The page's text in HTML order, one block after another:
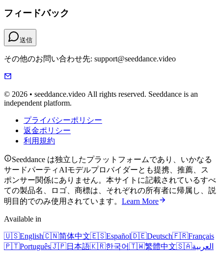
フィードバック
送信
その他のお問い合わせ先: support@seeddance.video
© 2026 • seeddance.video All rights reserved. Seeddance is an
independent platform.
プライバシーポリシー
返金ポリシー
利用規約
Seeddance は独立したプラットフォームであり、いかなる
サードパーティAIモデルプロバイダーとも提携、推薦、ス
ポンサー関係にありません。本サイトに記載されているすべ
ての製品名、ロゴ、商標は、それぞれの所有者に帰属し、説
明目的でのみ使用されています。 Learn More
Available in
🇺🇸English🇨🇳简体中文🇪🇸Español🇩🇪Deutsch🇫🇷Français
🇵🇹Português🇯🇵日本語🇰🇷한국어🇹🇼繁體中文🇸🇦العربية